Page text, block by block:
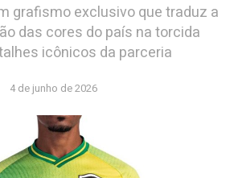
grafismo exclusivo que traduz a
das cores do país na torcida
icônicos da parceria
4 de junho de 2026